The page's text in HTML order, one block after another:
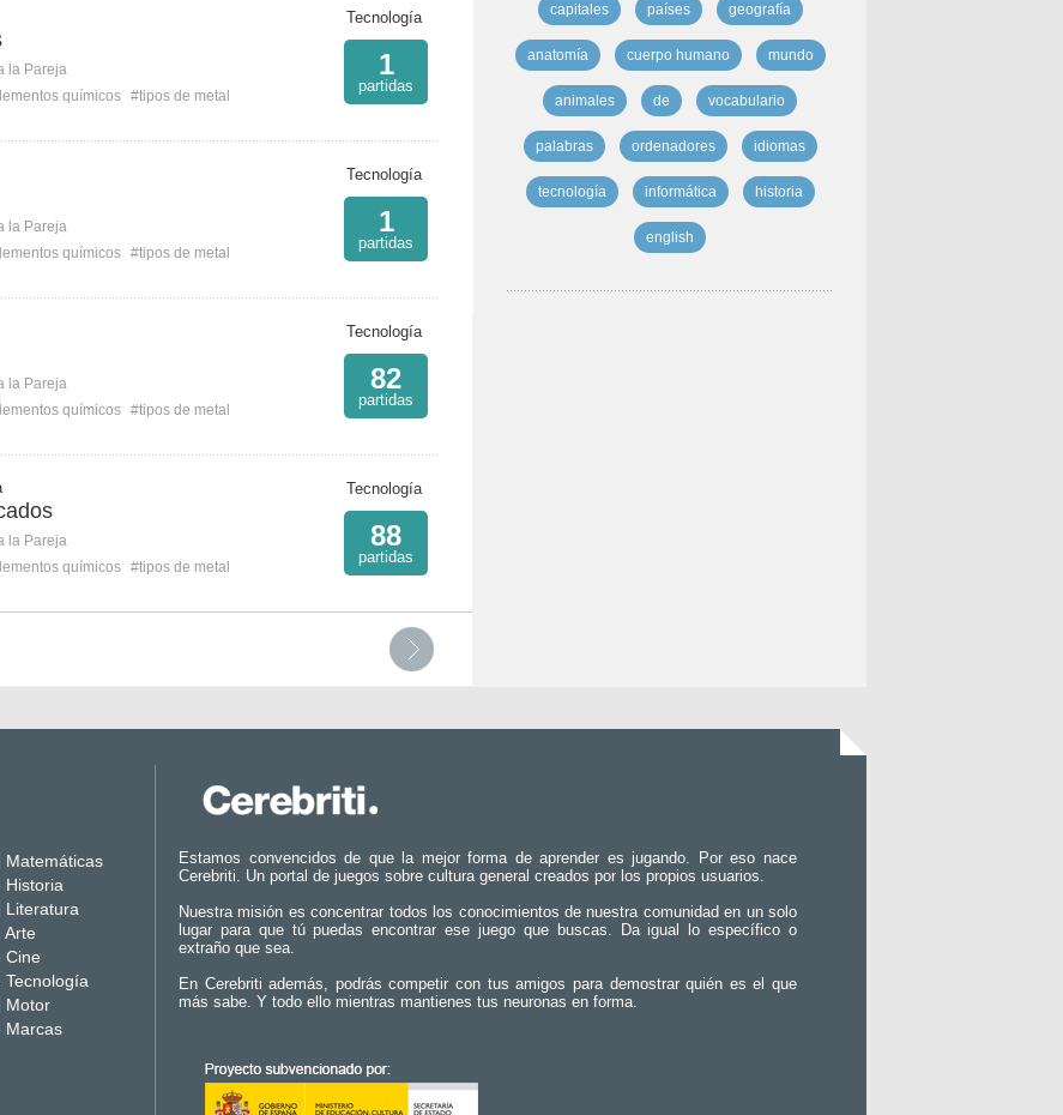
la Pareja
químicos #tipos de metal
Tecnología
1
partidas
la Pareja
químicos #tipos de metal
Tecnología
1
partidas
la Pareja
químicos #tipos de metal
Tecnología
82
partidas
la Pareja
químicos #tipos de metal
Tecnología
88
partidas
capitales países geografía
anatomía cuerpo humano mundo
animales de vocabulario
palabras ordenadores idiomas
tecnología informática historia
english
Matemáticas
Historia
Literatura
Arte
Cine
Tecnología
Motor
Marcas
Estamos convencidos de que la mejor forma de aprender es jugando. Por eso nace
Cerebriti. Un portal de juegos sobre cultura general creados por los propios usuarios.
Nuestra misión es concentrar todos los conocimientos de nuestra comunidad en un solo
lugar para que tú puedas encontrar ese juego que buscas. Da igual lo específico o
extraño que sea.
En Cerebriti además, podrás competir con tus amigos para demostrar quién es el que
más sabe. Y todo ello mientras mantienes tus neuronas en forma.